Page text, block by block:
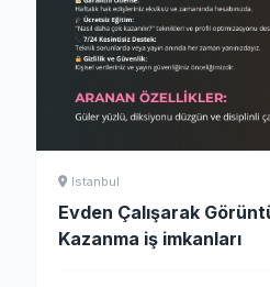
Istanbul
Evden Çalışarak
Kazanma iş imkanları